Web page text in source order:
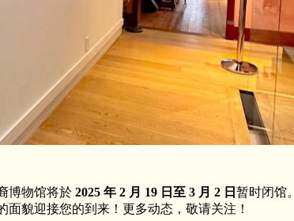
博物馆将於 2025 年 2 月 19 日至 3 月 2 日 暂时闭馆。
貌迎接您的到来！更多动态，敬请关注！